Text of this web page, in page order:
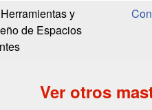
y
de Espacios
Ver otros